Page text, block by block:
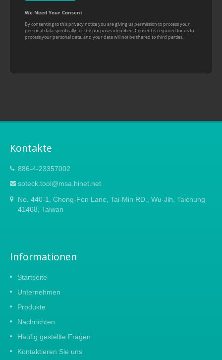
Kontakte
886-4-23357002
soteck.tool@msa.hinet.net
No. 440-1, Cheng-Fon Lane, Tai-Min RD., Wu-Jih, Taichung
41468, Taiwan
Informationen
Startseite
Unternehmen
Produkte
Nachrichten
Häufig gestellte Fragen
Kontaktieren Sie uns